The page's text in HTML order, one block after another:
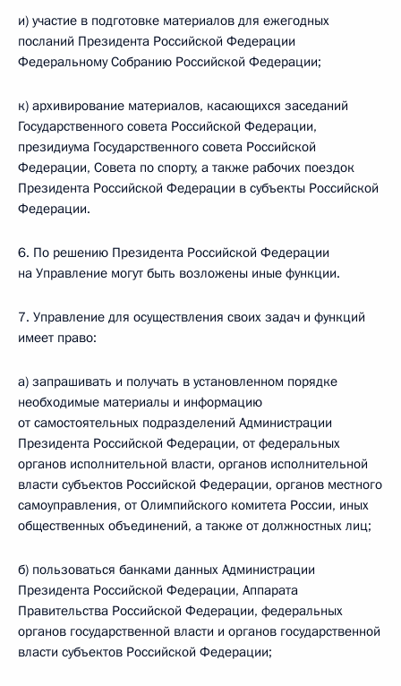
и) участие в подготовке материалов для ежегодных
посланий Президента Российской Федерации
Федеральному Собранию Российской Федерации;
к) архивирование материалов, касающихся заседаний
Государственного совета Российской Федерации,
президиума Государственного совета Российской
Федерации, Совета по спорту, а также рабочих поездок
Президента Российской Федерации в субъекты Российской
Федерации.
6. По решению Президента Российской Федерации
на Управление могут быть возложены иные функции.
7. Управление для осуществления своих задач и функций
имеет право:
а) запрашивать и получать в установленном порядке
необходимые материалы и информацию
от самостоятельных подразделений Администрации
Президента Российской Федерации, от федеральных
органов исполнительной власти, органов исполнительной
власти субъектов Российской Федерации, органов местного
самоуправления, от Олимпийского комитета России, иных
общественных объединений, а также от должностных лиц;
б) пользоваться банками данных Администрации
Президента Российской Федерации, Аппарата
Правительства Российской Федерации, федеральных
органов государственной власти и органов государственной
власти субъектов Российской Федерации;